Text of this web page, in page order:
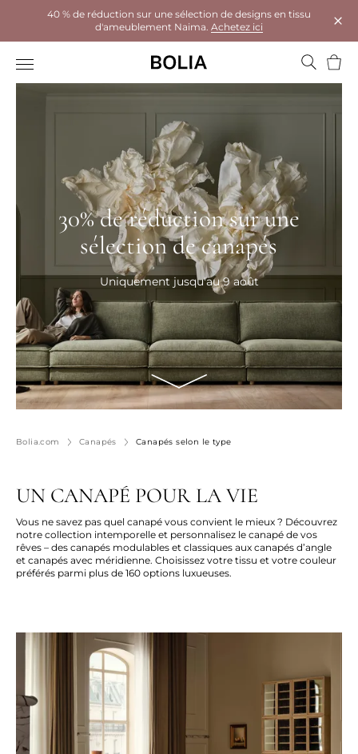
40 % de réduction sur une sélection de designs en tissu
d'ameublement Naima. Achetez ici
30% de réduction sur une
sélection de canapés
Uniquement jusqu'au 9 août
Bolia.com Canapés Canapés selon le type
UN CANAPÉ POUR LA VIE
Vous ne savez pas quel canapé vous convient le mieux ? Découvrez
notre collection intemporelle et personnalisez le canapé de vos
rêves – des canapés modulables et classiques aux canapés d’angle
et canapés avec méridienne. Choisissez votre tissu et votre couleur
préférés parmi plus de 160 options luxueuses.